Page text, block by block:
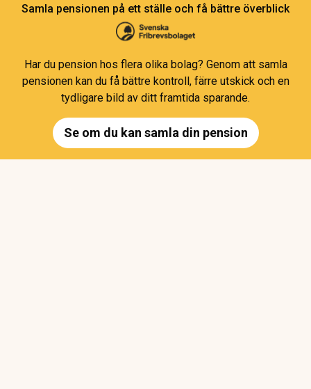
Samla pensionen på ett ställe och få bättre överblick
Har du pension hos flera olika bolag? Genom att samla
pensionen kan du få bättre kontroll, färre utskick och en
tydligare bild av ditt framtida sparande.
Se om du kan samla din pension